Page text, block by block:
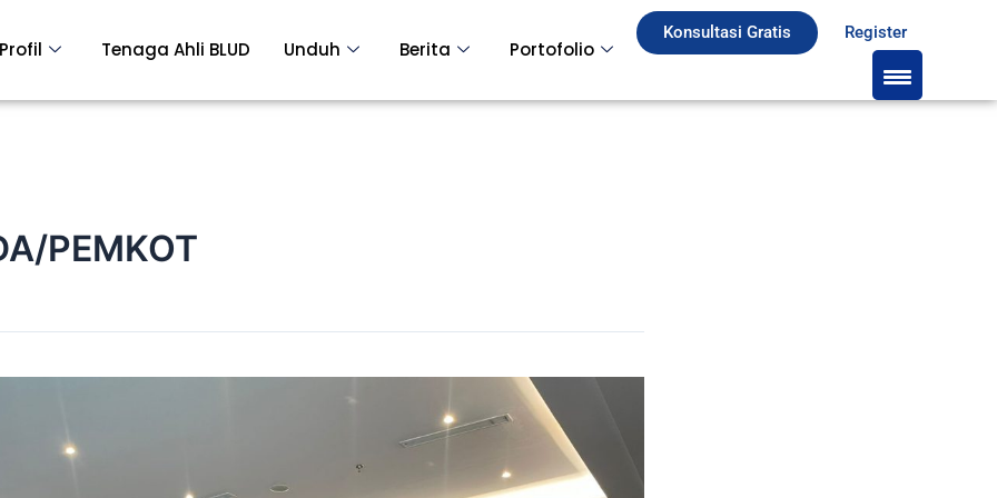
Profil Tenaga Ahli BLUD Unduh Berita Portofolio
Konsultasi Gratis Register
PEMKOT